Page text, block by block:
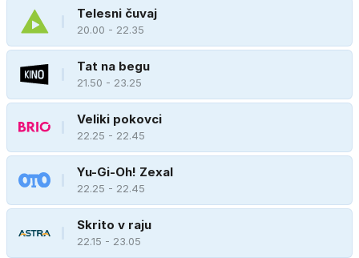
Telesni čuvaj
20.00 - 22.35
Tat na begu
21.50 - 23.25
Veliki pokovci
22.25 - 22.45
Yu-Gi-Oh! Zexal
22.25 - 22.45
Skrito v raju
22.15 - 23.05